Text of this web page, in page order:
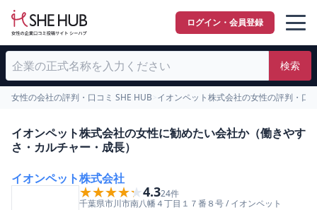
ログイン・会員登録
検索
女性の会社の評判・口コミ SHE HUB イオンペット株式会社の女性の評判・口
イオンペット株式会社の女性に勧めたい会社か（働きやす
さ・カルチャー・成長）
イオンペット株式会社
★★★★★
★★★★★4.324件
千葉県市川市南八幡４丁目１７番８号/イオンペット